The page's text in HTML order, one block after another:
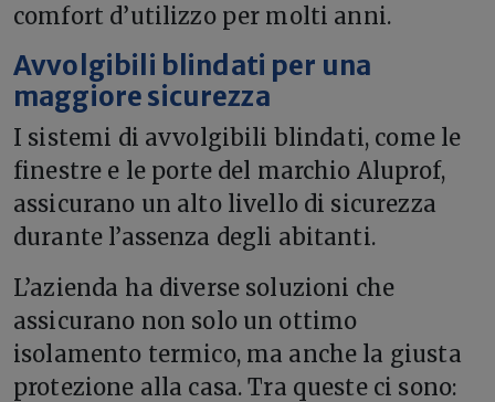
comfort d’utilizzo per molti anni.
Avvolgibili blindati per una
maggiore sicurezza
I sistemi di avvolgibili blindati, come le
finestre e le porte del marchio Aluprof,
assicurano un alto livello di sicurezza
durante l’assenza degli abitanti.
L’azienda ha diverse soluzioni che
assicurano non solo un ottimo
isolamento termico, ma anche la giusta
protezione alla casa. Tra queste ci sono: